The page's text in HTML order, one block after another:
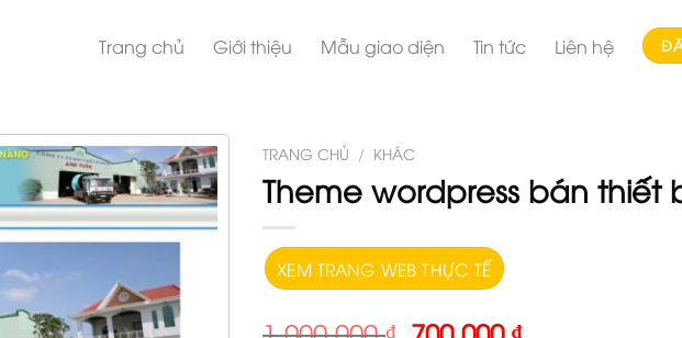
Trang chủ Giới thiệu Mẫu giao diện Tin tức Liên hệ
TRANG CHỦ / KHÁC
Theme wordpress bán thiết
XEM TRANG WEB THỰC TẾ
₫ ₫